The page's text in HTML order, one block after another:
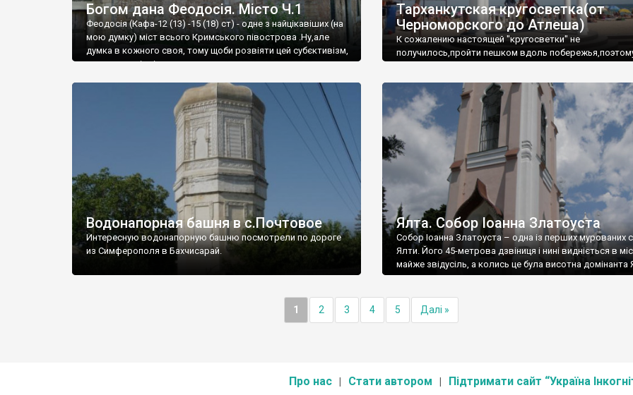
Богом дана Феодосія. Місто Ч.1
Феодосія (Кафа-12 (13) -15 (18) ст) - одне з найцікавіших (на
мою думку) міст всього Кримського півострова .Ну,але
думка в кожного своя, тому щоби розвіяти цей субєктивізм,
запрошую відвідати це
Тарханкутская кругосветка(от
Черноморского до Атлеша)
К сожалению настоящей "кругосветки" не
получилось,пройти пешком вдоль
Водонапорная башня в с.Почтовое
Интересную водонапорную башню посмотрели по дороге
из Симферополя в Бахчисарай.
Ялта. Собор Іоанна Златоуста
Собор Іоанна Златоуста – одна із перших мурованих
Ялти. Його 45-метрова дзвіниця і нині видніється в
майже звідусіль, а колись це була висотна домінанта
1 2 3 4 5 Далі »
Про нас Стати автором Підтримати сайт “Україна